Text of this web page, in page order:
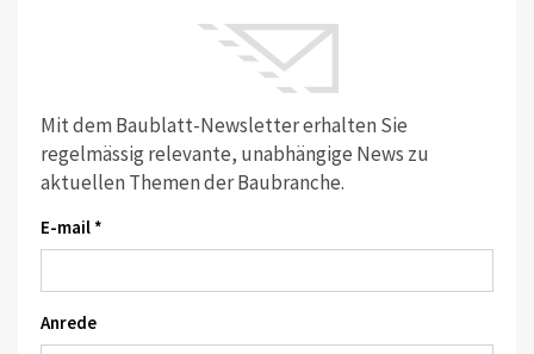
Mit dem Baublatt-Newsletter erhalten Sie
regelmässig relevante, unabhängige News zu
aktuellen Themen der Baubranche.
E-mail *
Anrede